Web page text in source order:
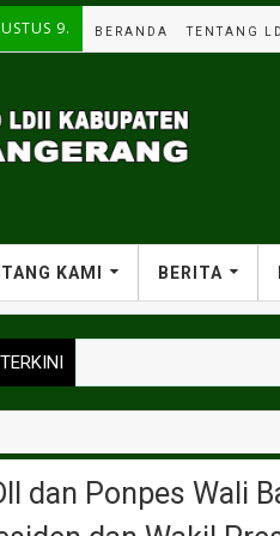
9. BERANDA TENTANG
KAMI BERITA
dan Ponpes Wali